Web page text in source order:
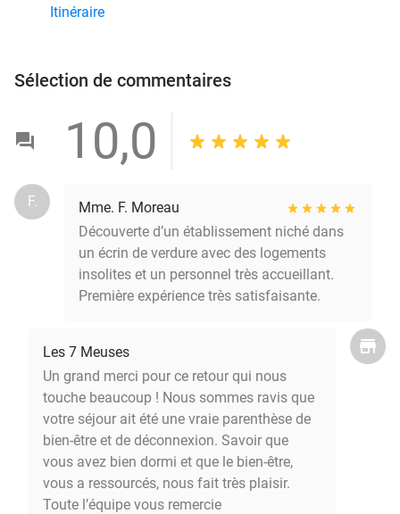
Itinéraire
Sélection de commentaires
10,0
F.
Mme. F. Moreau
Découverte d’un établissement niché dans
un écrin de verdure avec des logements
insolites et un personnel très accueillant.
Première expérience très satisfaisante.
Les 7 Meuses
Un grand merci pour ce retour qui nous
touche beaucoup ! Nous sommes ravis que
votre séjour ait été une vraie parenthèse de
bien-être et de déconnexion. Savoir que
vous avez bien dormi et que le bien-être,
vous a ressourcés, nous fait très plaisir.
Toute l’équipe vous remercie